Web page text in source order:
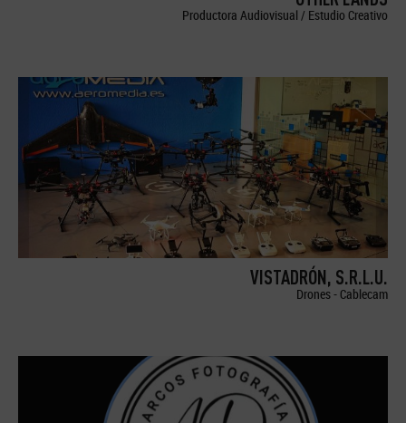
Productora Audiovisual / Estudio Creativo
VISTADRÓN, S.R.L.U.
Drones - Cablecam